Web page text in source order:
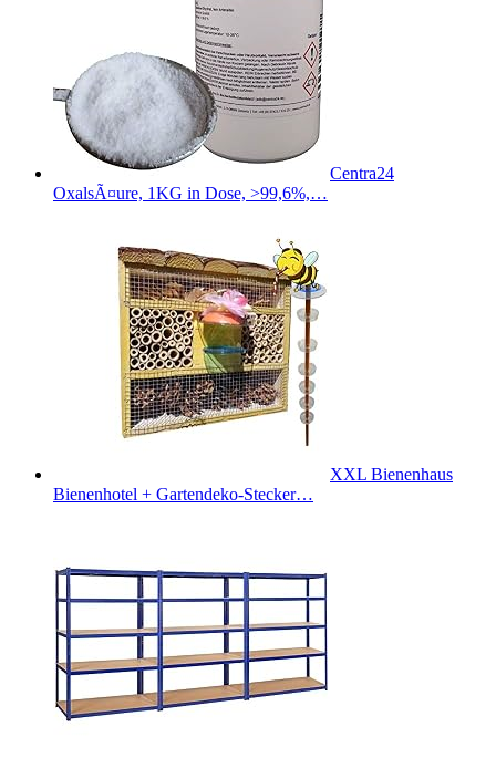
Centra24
OxalsÃ¤ure, 1KG in Dose, >99,6%,…
XXL Bienenhaus
Bienenhotel + Gartendeko-Stecker…